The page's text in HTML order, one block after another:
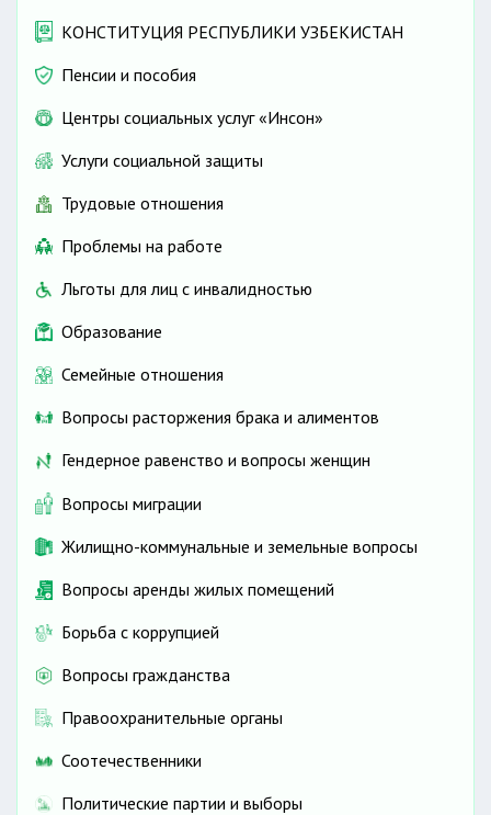
КОНСТИТУЦИЯ РЕСПУБЛИКИ УЗБЕКИСТАН
Пенсии и пособия
Центры социальных услуг «Инсон»
Услуги социальной защиты
Трудовые отношения
Проблемы на работе
Льготы для лиц с инвалидностью
Образование
Семейные отношения
Вопросы расторжения брака и алиментов
Гендерное равенство и вопросы женщин
Вопросы миграции
Жилищно-коммунальные и земельные вопросы
Вопросы аренды жилых помещений
Борьба с коррупцией
Вопросы гражданства
Правоохранительные органы
Соотечественники
Политические партии и выборы